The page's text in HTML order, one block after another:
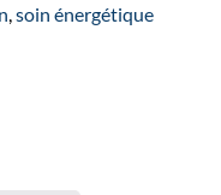
,soin énergétique